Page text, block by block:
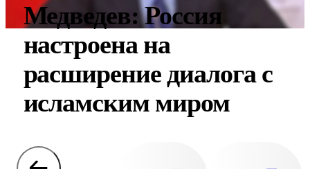
Медведев: Россия
настроена на
расширение диалога с
исламским миром